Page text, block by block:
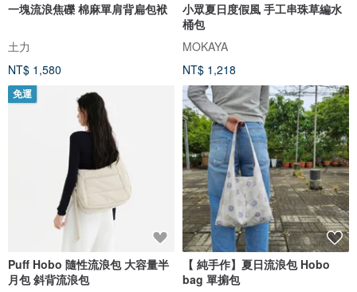
一塊流浪焦礫 棉麻單肩背扁包袱
土力
NT$ 1,580
小眾夏日度假風 手工串珠草編水
桶包
MOKAYA
NT$ 1,218
免運
Puff Hobo 隨性流浪包 大容量半
月包 斜背流浪包
【 純手作】夏日流浪包 Hobo
bag 單掮包